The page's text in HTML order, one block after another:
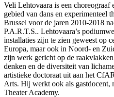
Veli Lehtovaara is een
gebied van dans en experimenteel
Brussel voor de jaren 2010-2018
P.A.R.T.S.. Lehtovaara’s
installaties zijn te zien geweest op
Europa, maar ook in Noord- en
zijn werk gericht op de
denken en de diversiteit van
artistieke doctoraat uit aan het
Arts. Hij werkt ook als gastdocent,
Theater Academy.